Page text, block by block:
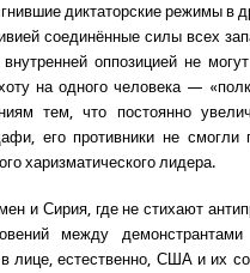
диктаторские режимы в
соединённые силы всех
оппозицией не
на одного человека —
тем, что постоянно
его противники не смогли
харизматического лидера.
и Сирия, где не стихают
между
лице, естественно, США и их